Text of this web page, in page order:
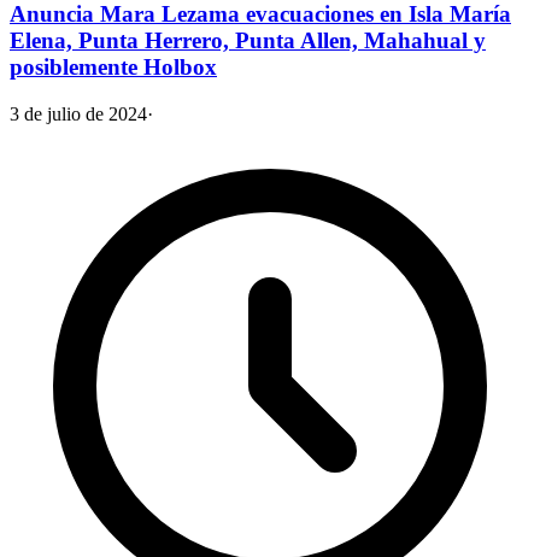
Anuncia Mara Lezama evacuaciones en Isla María
Elena, Punta Herrero, Punta Allen, Mahahual y
posiblemente Holbox
3 de julio de 2024·